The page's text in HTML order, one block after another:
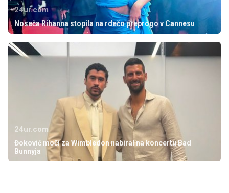
24ur.com
Noseča Rihanna stopila na rdečo preprogo v Cannesu
24ur.com
Đoković moči za Wimbledon nabiral na koncertu Bad
Bunnyja